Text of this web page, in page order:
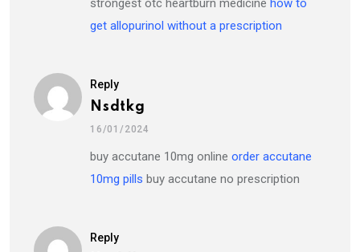
strongest otc heartburn medicine how to
get allopurinol without a prescription
Reply
Nsdtkg
16/01/2024
buy accutane 10mg online order accutane
10mg pills buy accutane no prescription
Reply